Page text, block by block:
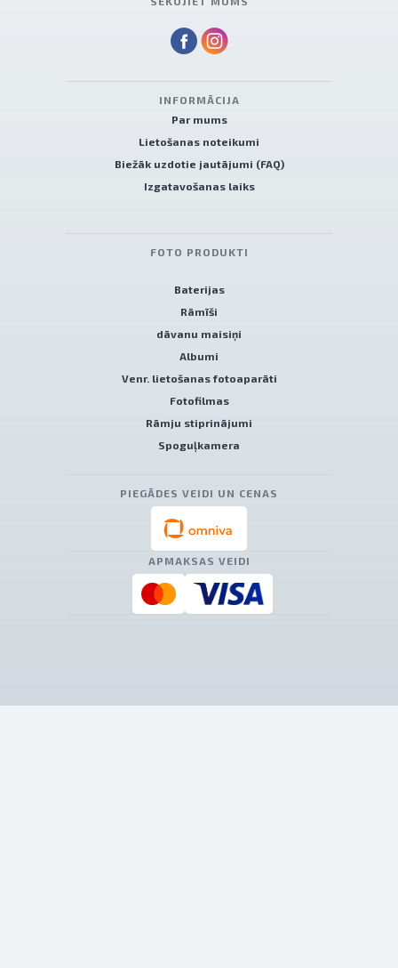
INFORMĀCIJA
Par mums
Lietošanas noteikumi
Biežāk uzdotie jautājumi (FAQ)
Izgatavošanas laiks
FOTO PRODUKTI
Baterijas
Rāmīši
dāvanu maisiņi
Albumi
Venr. lietošanas fotoaparāti
Fotofilmas
Rāmju stiprinājumi
Spoguļkamera
PIEGĀDES VEIDI UN CENAS
APMAKSAS VEIDI